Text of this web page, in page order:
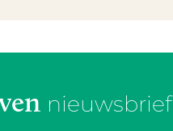
nieuwsbrief